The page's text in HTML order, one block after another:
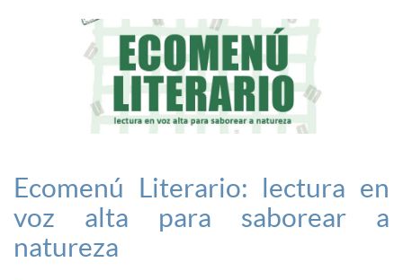
Ecomenú Literario: lectura en
voz alta para saborear a
natureza